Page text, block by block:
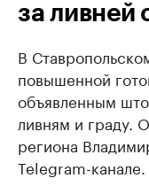
за ливней
В
повышенной
объявленным
ливням и граду.
региона
Telegram-канале.